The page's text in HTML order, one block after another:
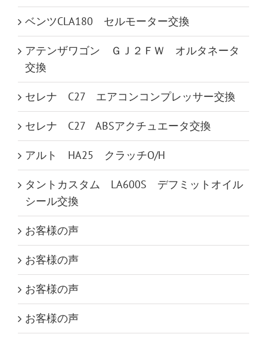
ベンツCLA180 セルモーター交換
アテンザワゴン ＧＪ２ＦＷ オルタネータ
交換
セレナ C27 エアコンコンプレッサー交換
セレナ C27 ABSアクチュエータ交換
アルト HA25 クラッチO/H
タントカスタム LA600S デフミットオイル
シール交換
お客様の声
お客様の声
お客様の声
お客様の声